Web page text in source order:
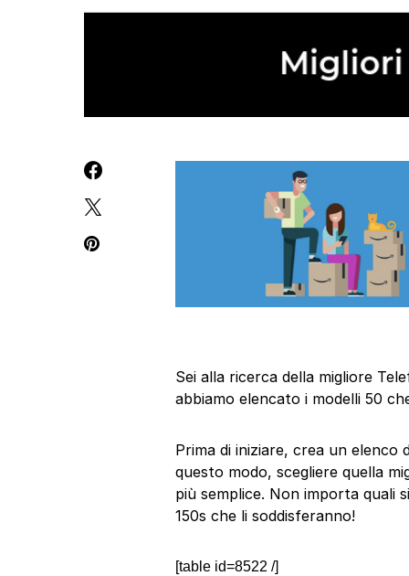
Sei alla ricerca della migliore
abbiamo elencato i modelli 50
Prima di iniziare, crea un elenco
questo modo, scegliere quella
più semplice. Non importa quali
150s che li soddisferanno!
[table id=8522 /]